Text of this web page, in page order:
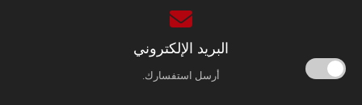
البريد الإلكتروني
أرسل استفسارك.